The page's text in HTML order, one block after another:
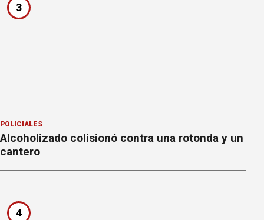
3
POLICIALES
Alcoholizado colisionó contra una rotonda y un
cantero
4